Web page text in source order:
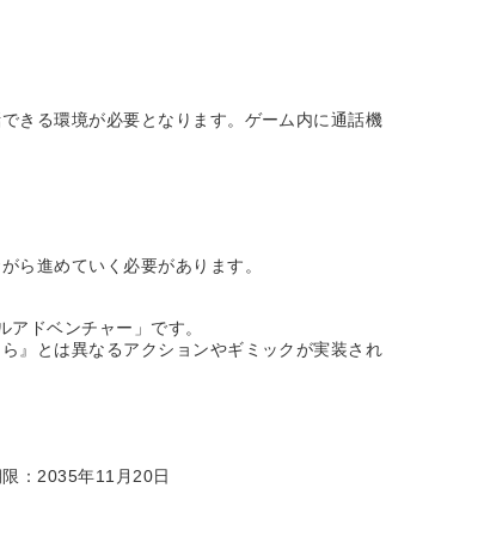
きる環境が必要となります。ゲーム内に通話機
ら進めていく必要があります。
ドベンチャー」です。
』とは異なるアクションやギミックが実装され
：2035年11月20日